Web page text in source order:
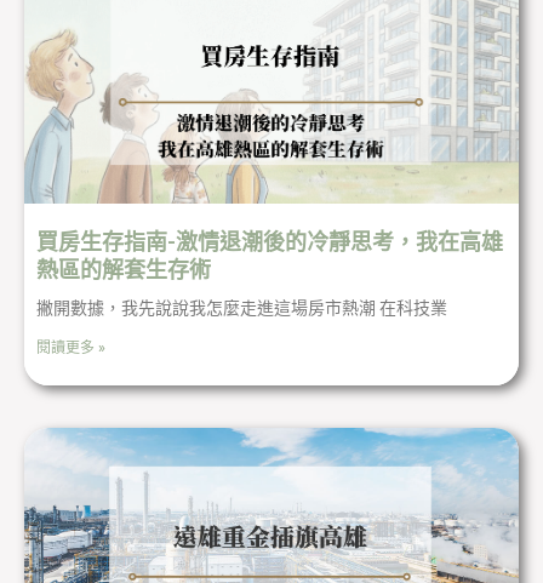
買房生存指南-激情退潮後的冷靜思考，我在高雄
熱區的解套生存術
撇開數據，我先說說我怎麼走進這場房市熱潮 在科技業
閱讀更多 »